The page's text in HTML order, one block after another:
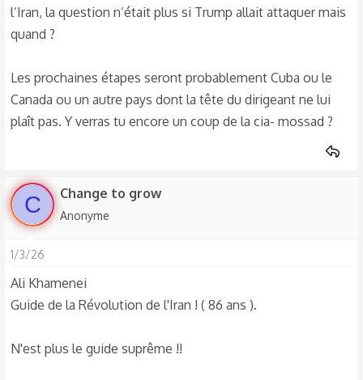
l’Iran, la question n’était plus si Trump allait attaquer mais
quand ?
Les prochaines étapes seront probablement Cuba ou le
Canada ou un autre pays dont la tête du dirigeant ne lui
plaît pas. Y verras tu encore un coup de la cia- mossad ?
C Change to grow
Anonyme
1/3/26
Ali Khamenei
Guide de la Révolution de l'Iran ! ( 86 ans ).
N'est plus le guide suprême !!